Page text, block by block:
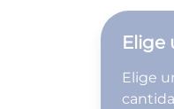
Elige
Elige